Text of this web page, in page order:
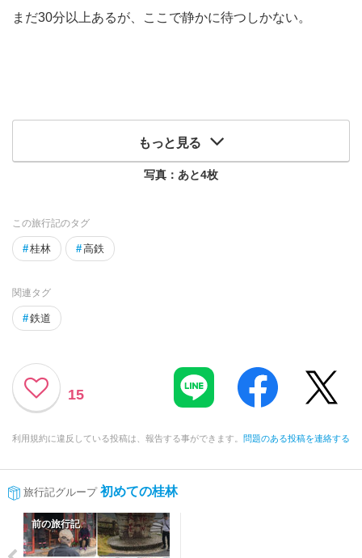
まだ30分以上あるが、ここで静かに待つしかない。
もっと見る
写真：あと4枚
この旅行記のタグ
#桂林 #高鉄
関連タグ
#鉄道
15
利用規約に違反している投稿は、報告する事ができます。 問題のある投稿を連絡する
旅行記グループ 初めての桂林
前の旅行記